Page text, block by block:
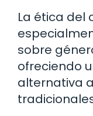
La ética del
sobre
ofreciendo
alternativa